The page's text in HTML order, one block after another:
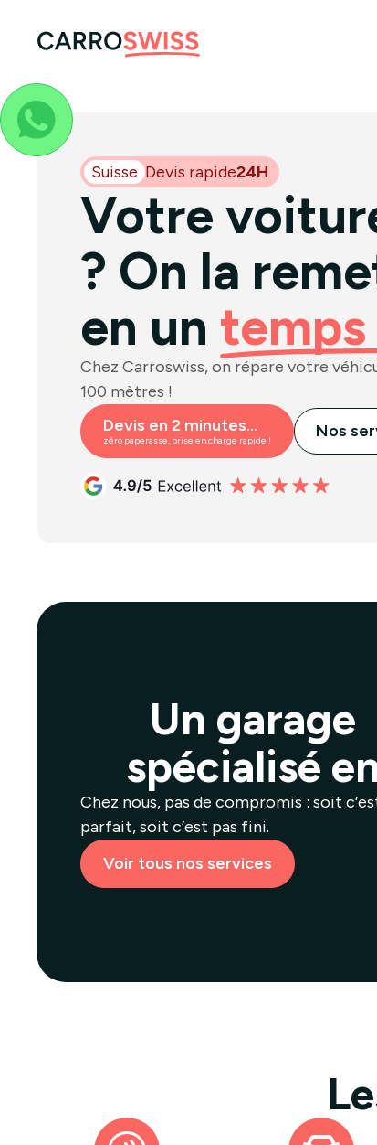
Suisse Devis rapide24H
Votre
? On la
en un
Chez Carroswiss, on répare votre
100 mètres !
Devis en 2 minutes...
zéro paperasse, prise en charge rapide ! Nos
Un garage
spécialisé
Chez nous, pas de compromis : soit
parfait, soit c’est pas fini.
Voir tous nos services